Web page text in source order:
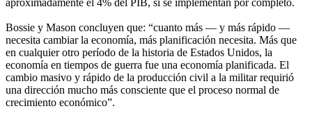
Bossie y Mason concluyen que: “cuanto más — y más rápido —
necesita cambiar la economía, más planificación necesita. Más que
en cualquier otro período de la historia de Estados Unidos, la
economía en tiempos de guerra fue una economía planificada. El
cambio masivo y rápido de la producción civil a la militar requirió
una dirección mucho más consciente que el proceso normal de
crecimiento económico”.